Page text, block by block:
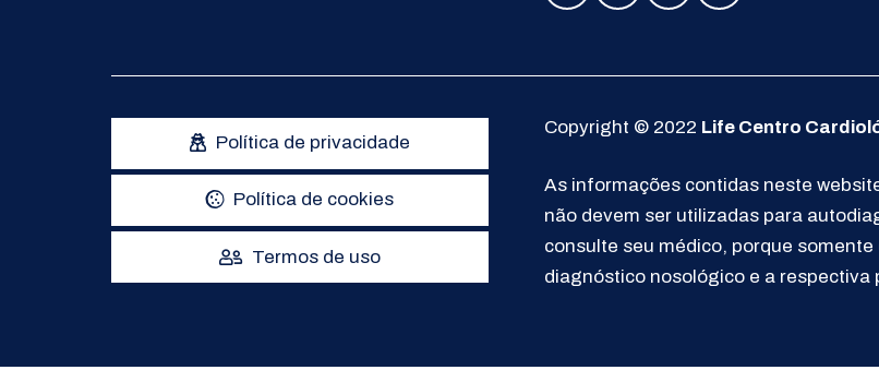
Política de privacidade
Política de cookies
Termos de uso
Copyright © 2022 Life Centro
As informações contidas neste
não devem ser utilizadas para
consulte seu médico, porque
diagnóstico nosológico e a respectiva